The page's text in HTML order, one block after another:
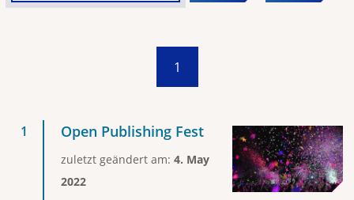
1
Open Publishing Fest
zuletzt geändert am: 4. May
2022